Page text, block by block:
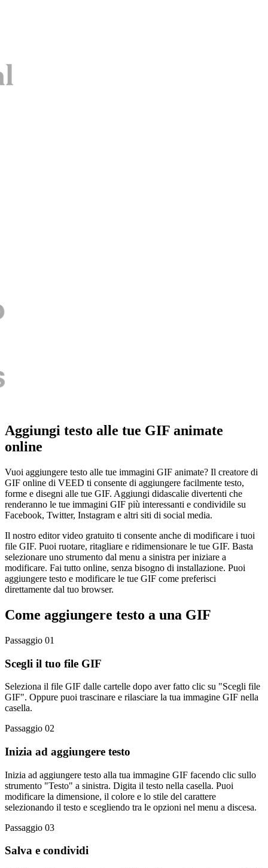
Aggiungi testo alle tue GIF animate
online
Vuoi aggiungere testo alle tue immagini GIF animate? Il creatore di
GIF online di VEED ti consente di aggiungere facilmente testo,
forme e disegni alle tue GIF. Aggiungi didascalie divertenti che
renderanno le tue immagini GIF più interessanti e condividile su
Facebook, Twitter, Instagram e altri siti di social media.
Il nostro editor video gratuito ti consente anche di modificare i tuoi
file GIF. Puoi ruotare, ritagliare e ridimensionare le tue GIF. Basta
selezionare uno strumento dal menu a sinistra per iniziare a
modificare. Fai tutto online, senza bisogno di installazione. Puoi
aggiungere testo e modificare le tue GIF come preferisci
direttamente dal tuo browser.
Come aggiungere testo a una GIF
Passaggio 01
Scegli il tuo file GIF
Seleziona il file GIF dalle cartelle dopo aver fatto clic su "Scegli file
GIF". Oppure puoi trascinare e rilasciare la tua immagine GIF nella
casella.
Passaggio 02
Inizia ad aggiungere testo
Inizia ad aggiungere testo alla tua immagine GIF facendo clic sullo
strumento "Testo" a sinistra. Digita il testo nella casella. Puoi
modificare la dimensione, il colore e lo stile del carattere
selezionando il testo e scegliendo tra le opzioni nel menu a discesa.
Passaggio 03
Salva e condividi